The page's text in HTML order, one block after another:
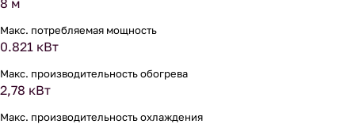
8 м
Макс. потребляемая мощность
0.821 кВт
Макс. производительность обогрева
2,78 кВт
Макс. производительность охлаждения